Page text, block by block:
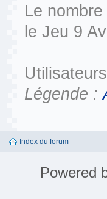
Le
le Jeu 9
Légende :
Index du forum
Powered